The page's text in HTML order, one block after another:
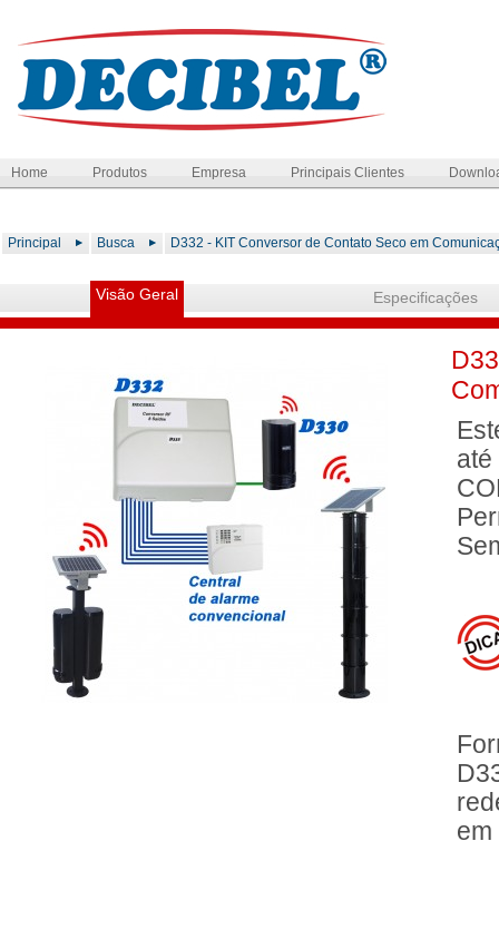
Home Produtos Empresa Principais Clientes
Principal Busca D332 - KIT Conversor de Contato Seco em
Visão Geral Especificações